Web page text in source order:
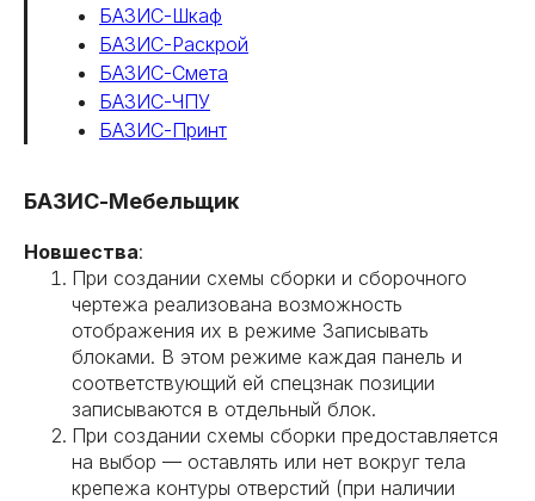
БАЗИС-Шкаф
БАЗИС-Раскрой
БАЗИС-Смета
БАЗИС-ЧПУ
БАЗИС-Принт
БАЗИС-Мебельщик
Новшества:
При создании схемы сборки и сборочного
чертежа реализована возможность
отображения их в режиме Записывать
блоками. В этом режиме каждая панель и
соответствующий ей спецзнак позиции
записываются в отдельный блок.
При создании схемы сборки предоставляется
на выбор — оставлять или нет вокруг тела
крепежа контуры отверстий (при наличии